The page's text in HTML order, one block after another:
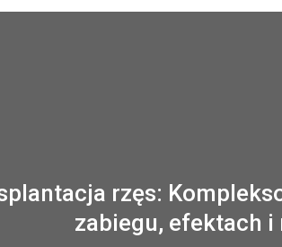
rzęs:
zabiegu, efektach i